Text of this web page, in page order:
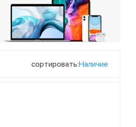
сортировать:Наличие